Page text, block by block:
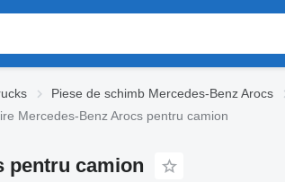
Piese de schimb Mercedes-Benz Arocs
Mercedes-Benz Arocs pentru camion
pentru camion